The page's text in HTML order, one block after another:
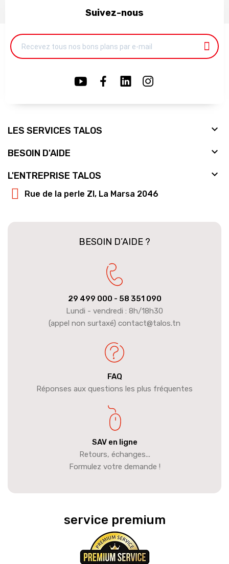
Suivez-nous
LES SERVICES TALOS 
BESOIN D'AIDE 
L'ENTREPRISE TALOS 
Rue de la perle ZI, La Marsa 2046
BESOIN D’AIDE ?
29 499 000 - 58 351 090
Lundi - vendredi : 8h/18h30
(appel non surtaxé) contact@talos.tn
FAQ
Réponses aux questions les plus fréquentes
SAV en ligne
Retours, échanges...
Formulez votre demande !
service premium